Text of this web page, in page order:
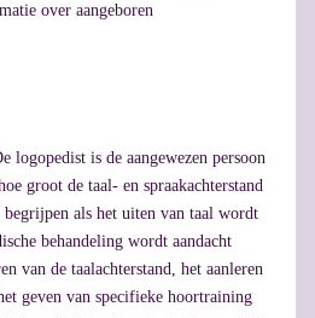
over aangeboren
logopedist is de aangewezen persoon
groot de taal- en spraakachterstand
als het uiten van taal wordt
behandeling wordt aandacht
van de taalachterstand, het aanleren
geven van specifieke hoortraining